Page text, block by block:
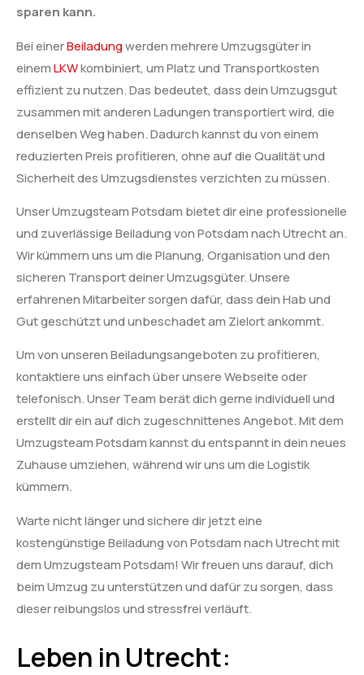
sparen kann.
Bei einerBeiladungwerden mehrere Umzugsgüter in
einemLKWkombiniert, um Platz und Transportkosten
effizient zu nutzen. Das bedeutet, dass dein Umzugsgut
zusammen mit anderen Ladungen transportiert wird, die
denselben Weg haben. Dadurch kannst du von einem
reduzierten Preis profitieren, ohne auf die Qualität und
Sicherheit des Umzugsdienstes verzichten zu müssen.
Unser Umzugsteam Potsdam bietet dir eine professionelle
und zuverlässige Beiladung von Potsdam nach Utrecht an.
Wir kümmern uns um die Planung, Organisation und den
sicheren Transport deiner Umzugsgüter. Unsere
erfahrenen Mitarbeiter sorgen dafür, dass dein Hab und
Gut geschützt und unbeschadet am Zielort ankommt.
Um von unseren Beiladungsangeboten zu profitieren,
kontaktiere uns einfach über unsere Webseite oder
telefonisch. Unser Team berät dich gerne individuell und
erstellt dir ein auf dich zugeschnittenes Angebot. Mit dem
Umzugsteam Potsdam kannst du entspannt in dein neues
Zuhause umziehen, während wir uns um die Logistik
kümmern.
Warte nicht länger und sichere dir jetzt eine
kostengünstige Beiladung von Potsdam nach Utrecht mit
dem Umzugsteam Potsdam! Wir freuen uns darauf, dich
beim Umzug zu unterstützen und dafür zu sorgen, dass
dieser reibungslos und stressfrei verläuft.
Leben in Utrecht: